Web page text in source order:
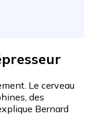
Le cerveau
des
Bernard